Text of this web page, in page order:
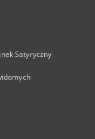
Satyryczny